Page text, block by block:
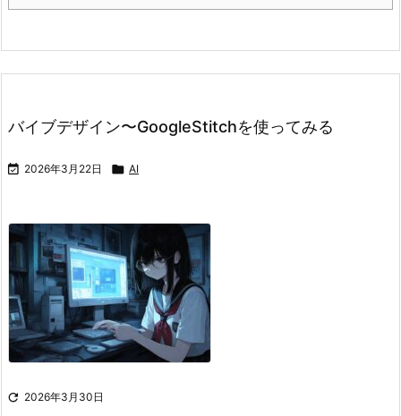
バイブデザイン〜GoogleStitchを使ってみる
 2026年3月22日  AI
 2026年3月30日